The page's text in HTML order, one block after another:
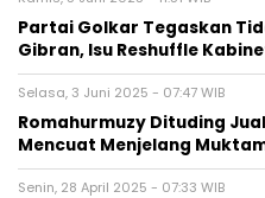
Partai Golkar Tegaskan
Gibran, Isu Reshuffle
Selasa, 3 Juni 2025 - 07:47 WIB
Romahurmuzy Dituding
Mencuat Menjelang
Senin, 28 April 2025 - 07:33 WIB